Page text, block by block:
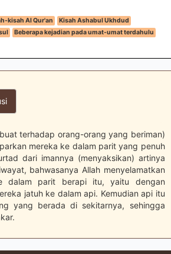
kisah Al Qur'an
Kisah Ashabul Ukhdud
Beberapa kejadian pada umat-umat terdahulu
terhadap orang-orang yang beriman)
mereka ke dalam parit yang penuh
dari imannya (menyaksikan) artinya
bahwasanya Allah menyelamatkan
dalam parit berapi itu, yaitu dengan
jatuh ke dalam api. Kemudian api itu
yang berada di sekitarnya, sehingga